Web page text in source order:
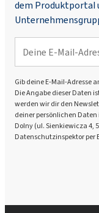
dem Produktportal
Gib deine E-Mail-Adresse
Die Angabe dieser Daten
werden wir dir den
deiner persönlichen Daten
Dolny (ul. Sienkiewicza 4,
Datenschutzinspektor per